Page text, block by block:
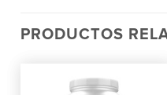
PRODUCTOS